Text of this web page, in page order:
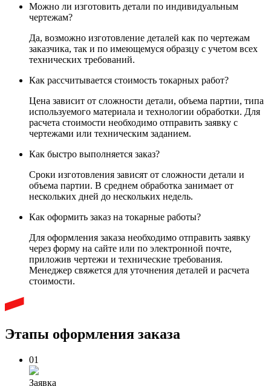
Можно ли изготовить детали по индивидуальным
чертежам?
Да, возможно изготовление деталей как по чертежам
заказчика, так и по имеющемуся образцу с учетом всех
технических требований.
Как рассчитывается стоимость токарных работ?
Цена зависит от сложности детали, объема партии, типа
используемого материала и технологии обработки. Для
расчета стоимости необходимо отправить заявку с
чертежами или техническим заданием.
Как быстро выполняется заказ?
Сроки изготовления зависят от сложности детали и
объема партии. В среднем обработка занимает от
нескольких дней до нескольких недель.
Как оформить заказ на токарные работы?
Для оформления заказа необходимо отправить заявку
через форму на сайте или по электронной почте,
приложив чертежи и технические требования.
Менеджер свяжется для уточнения деталей и расчета
стоимости.
Этапы оформления заказа
01
Заявка